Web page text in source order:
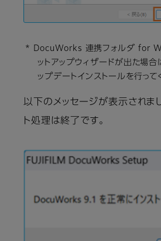
* DocuWorks 連携フォルダ for
ットアップウィザードが出た場合
ップデートインストールを行って
以下のメッセージが表示されま
ト処理は終了です。